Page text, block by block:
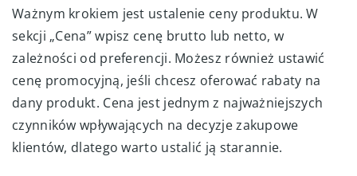
Ważnym krokiem jest ustalenie ceny produktu. W
sekcji „Cena” wpisz cenę brutto lub netto, w
zależności od preferencji. Możesz również ustawić
cenę promocyjną, jeśli chcesz oferować rabaty na
dany produkt. Cena jest jednym z najważniejszych
czynników wpływających na decyzje zakupowe
klientów, dlatego warto ustalić ją starannie.